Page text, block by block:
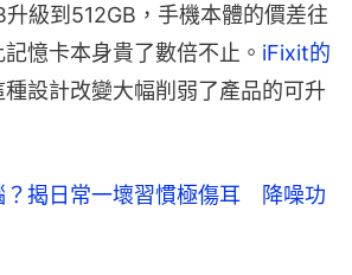
升級到512GB，手機本體的價差往
憶卡本身貴了數倍不止。 iFixit的
設計改變大幅削弱了產品的可升
？揭日常一壞習慣極傷耳 降噪功